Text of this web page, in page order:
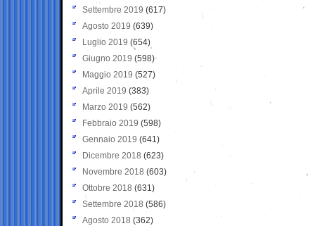
Settembre 2019 (617)
Agosto 2019 (639)
Luglio 2019 (654)
Giugno 2019 (598)
Maggio 2019 (527)
Aprile 2019 (383)
Marzo 2019 (562)
Febbraio 2019 (598)
Gennaio 2019 (641)
Dicembre 2018 (623)
Novembre 2018 (603)
Ottobre 2018 (631)
Settembre 2018 (586)
Agosto 2018 (362)